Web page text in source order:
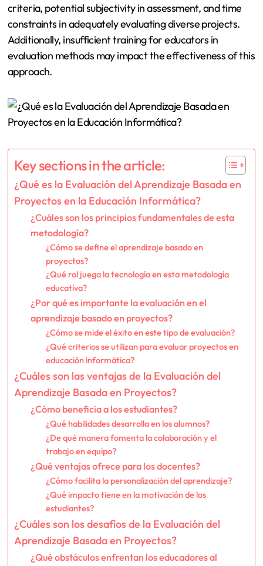
criteria, potential subjectivity in assessment, and time
constraints in adequately evaluating diverse projects.
Additionally, insufficient training for educators in
evaluation methods may impact the effectiveness of this
approach.
Key sections in the article:
¿Qué es la Evaluación del Aprendizaje Basada en
Proyectos en la Educación Informática?
¿Cuáles son los principios fundamentales de esta
metodología?
¿Cómo se define el aprendizaje basado en
proyectos?
¿Qué rol juega la tecnología en esta metodología
educativa?
¿Por qué es importante la evaluación en el
aprendizaje basado en proyectos?
¿Cómo se mide el éxito en este tipo de evaluación?
¿Qué criterios se utilizan para evaluar proyectos en
educación informática?
¿Cuáles son las ventajas de la Evaluación del
Aprendizaje Basada en Proyectos?
¿Cómo beneficia a los estudiantes?
¿Qué habilidades desarrolla en los alumnos?
¿De qué manera fomenta la colaboración y el
trabajo en equipo?
¿Qué ventajas ofrece para los docentes?
¿Cómo facilita la personalización del aprendizaje?
¿Qué impacto tiene en la motivación de los
estudiantes?
¿Cuáles son los desafíos de la Evaluación del
Aprendizaje Basada en Proyectos?
¿Qué obstáculos enfrentan los educadores al